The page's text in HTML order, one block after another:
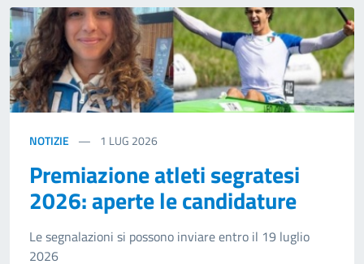
NOTIZIE 1 LUG 2026
Premiazione atleti segratesi
2026: aperte le candidature
Le segnalazioni si possono inviare entro il 19 luglio
2026